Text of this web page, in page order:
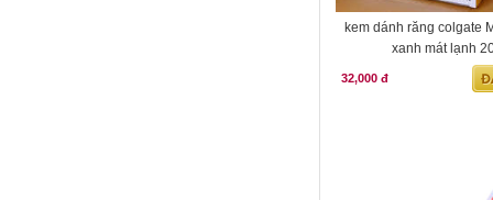
kem dánh răng colgate
xanh mát lạnh
32,000 đ